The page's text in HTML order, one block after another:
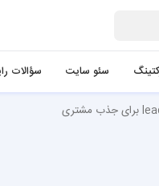
سئو سایت سؤالات